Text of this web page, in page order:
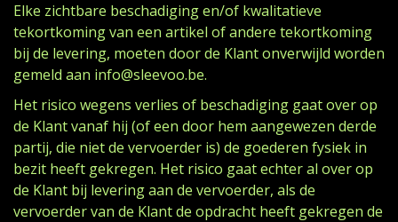
Elke zichtbare beschadiging en/of kwalitatieve
tekortkoming van een artikel of andere tekortkoming
bij de levering, moeten door de Klant onverwijld worden
gemeld aan info@sleevoo.be.
Het risico wegens verlies of beschadiging gaat over op
de Klant vanaf hij (of een door hem aangewezen derde
partij, die niet de vervoerder is) de goederen fysiek in
bezit heeft gekregen. Het risico gaat echter al over op
de Klant bij levering aan de vervoerder, als de
vervoerder van de Klant de opdracht heeft gekregen de